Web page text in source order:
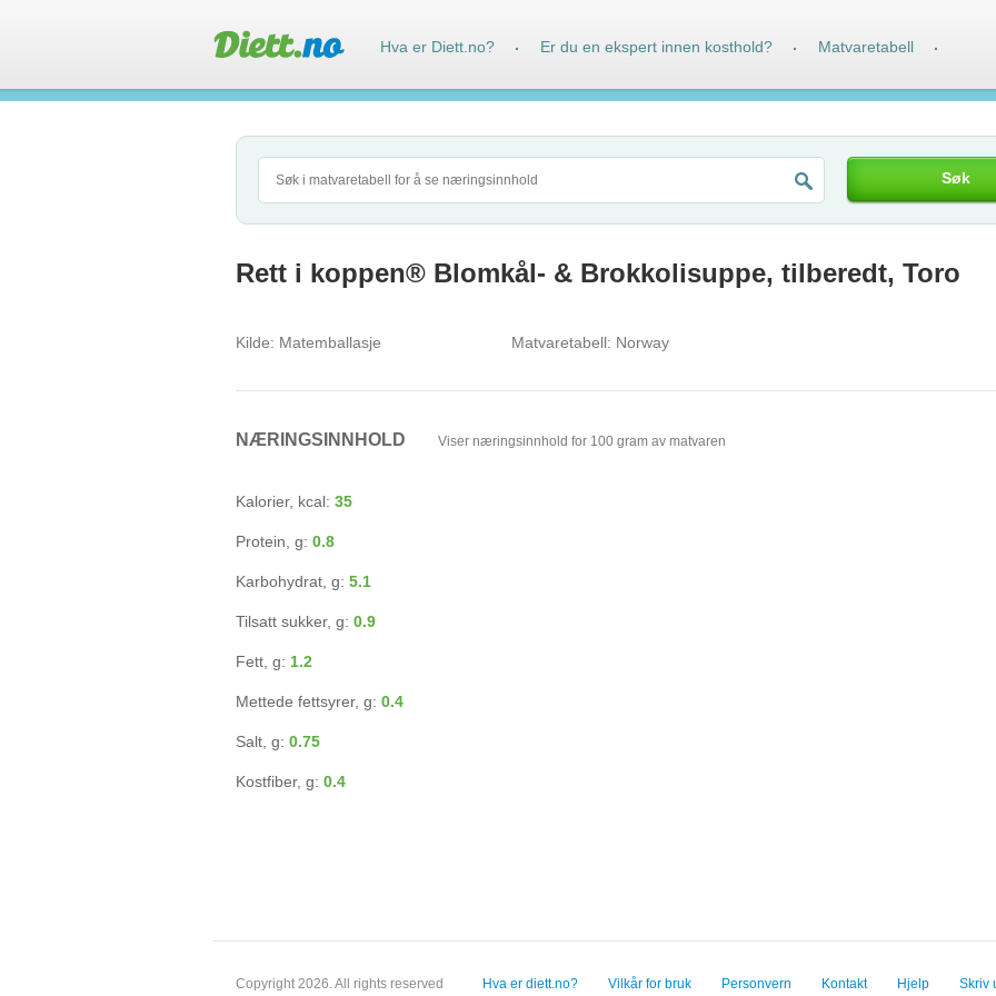
Søk
Rett i koppen® Blomkål- & Brokkolisuppe, tilberedt, Toro
Kilde: Matemballasje Matvaretabell: Norway
NÆRINGSINNHOLD Viser næringsinnhold for 100 gram av matvaren
Kalorier, kcal: 35
Protein, g: 0.8
Karbohydrat, g: 5.1
Tilsatt sukker, g: 0.9
Fett, g: 1.2
Mettede fettsyrer, g: 0.4
Salt, g: 0.75
Kostfiber, g: 0.4
Copyright 2026. All rights reserved Hva er diett.no? Vilkår for bruk Personvern Kontakt Hjelp Skriv
Hva er Diett.no? · Er du en ekspert innen kosthold? · Matvaretabell ·